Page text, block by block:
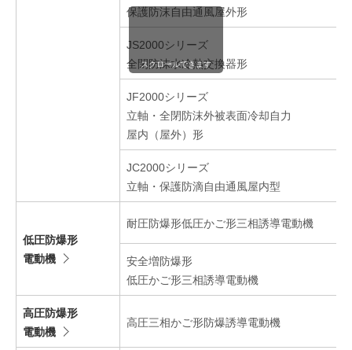
保護防沫自由通風屋外形
JS2000シリーズ
全閉防沫水冷熱交換器形
JF2000シリーズ
立軸・全閉防沫外被表面冷却自力
屋内（屋外）形
JC2000シリーズ
立軸・保護防滴自由通風屋内型
低圧防爆形
電動機
耐圧防爆形低圧かご形三相誘導電動機
安全増防爆形
低圧かご形三相誘導電動機
高圧防爆形
電動機
高圧三相かご形防爆誘導電動機
スクロールできます